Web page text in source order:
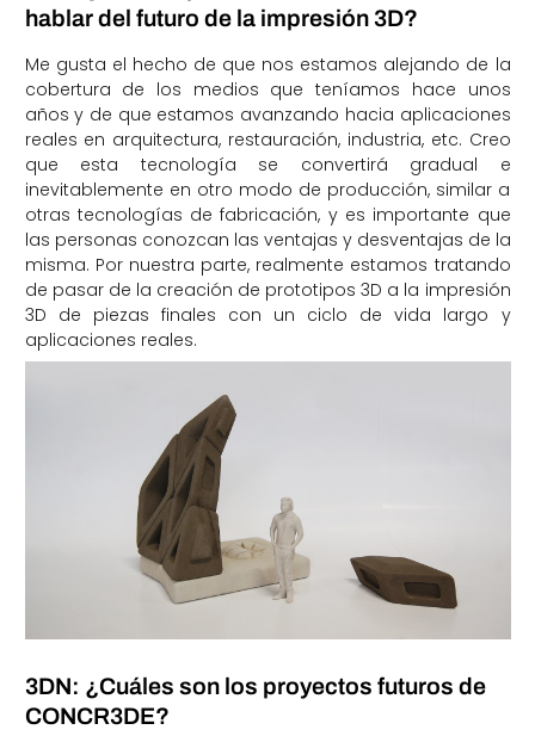
hablar del futuro de la impresión 3D?
Me gusta el hecho de que nos estamos alejando de la
cobertura de los medios que teníamos hace unos
años y de que estamos avanzando hacia aplicaciones
reales en arquitectura, restauración, industria, etc. Creo
que esta tecnología se convertirá gradual e
inevitablemente en otro modo de producción, similar a
otras tecnologías de fabricación, y es importante que
las personas conozcan las ventajas y desventajas de la
misma. Por nuestra parte, realmente estamos tratando
de pasar de la creación de prototipos 3D a la impresión
3D de piezas finales con un ciclo de vida largo y
aplicaciones reales.
3DN: ¿Cuáles son los proyectos futuros de
CONCR3DE?